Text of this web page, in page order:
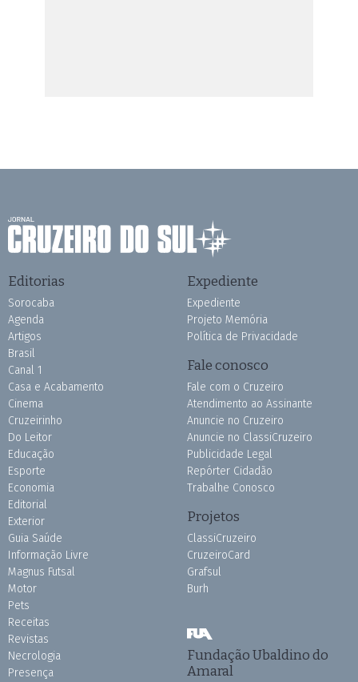
Editorias
Sorocaba
Agenda
Artigos
Brasil
Canal 1
Casa e Acabamento
Cinema
Cruzeirinho
Do Leitor
Educação
Esporte
Economia
Editorial
Exterior
Guia Saúde
Informação Livre
Magnus Futsal
Motor
Pets
Receitas
Revistas
Necrologia
Presença
Expediente
Expediente
Projeto Memória
Política de Privacidade
Fale conosco
Fale com o Cruzeiro
Atendimento ao Assinante
Anuncie no Cruzeiro
Anuncie no ClassiCruzeiro
Publicidade Legal
Repórter Cidadão
Trabalhe Conosco
Projetos
ClassiCruzeiro
CruzeiroCard
Grafsul
Burh
Fundação Ubaldino do
Amaral